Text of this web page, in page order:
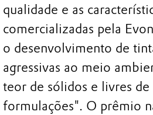
qualidade e as
comercializadas pela
o desenvolvimento de
agressivas ao meio
teor de sólidos e livres de
formulações". O prêmio